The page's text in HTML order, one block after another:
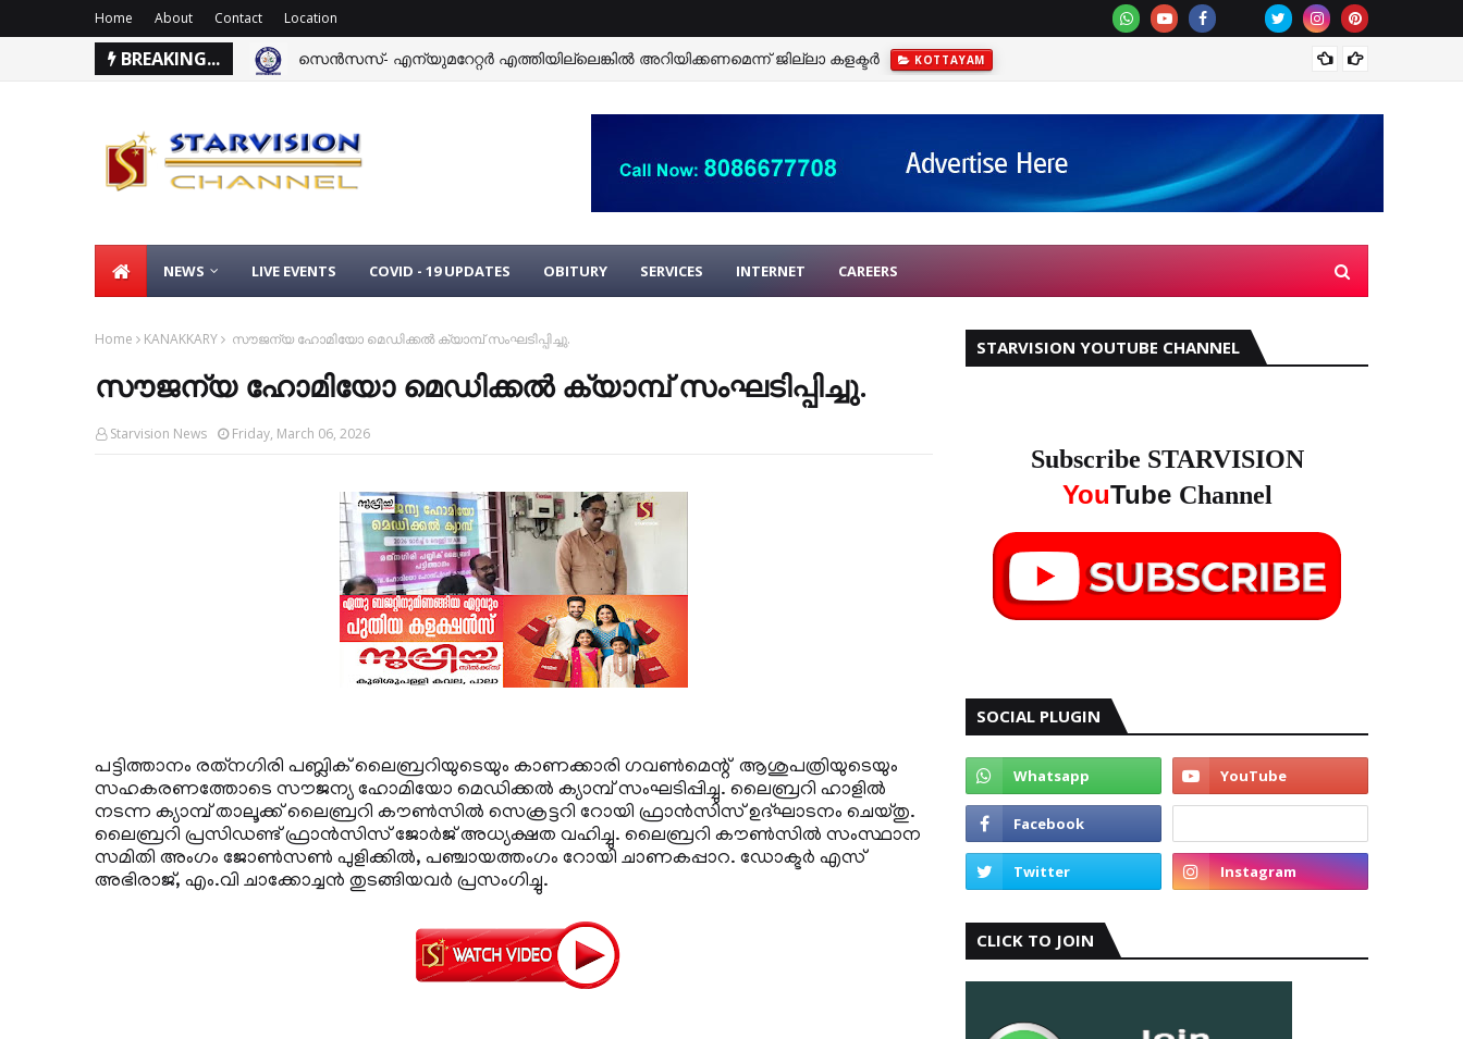
Home About Contact Location
BREAKING... സെന്‍സസ്- എന്യുമറേറ്റര്‍ എത്തിയില്ലെങ്കില്‍ അറിയിക്കണമെന്ന് ജില്ലാ കളക്ടര്‍ KOTTAYAM
NEWS LIVE EVENTS COVID - 19 UPDATES OBITURY SERVICES INTERNET CAREERS
Home KANAKKARY സൗജന്യ ഹോമിയോ മെഡിക്കല്‍ ക്യാമ്പ് സംഘടിപ്പിച്ചു.
സൗജന്യ ഹോമിയോ മെഡിക്കല്‍ ക്യാമ്പ് സംഘടിപ്പിച്ചു.
Starvision News Friday, March 06, 2026
പട്ടിത്താനം രത്‌നഗിരി പബ്ലിക് ലൈബ്രറിയുടെയും കാണക്കാരി ഗവണ്‍മെന്റ് ആശുപത്രിയുടെയും
സഹകരണത്തോടെ സൗജന്യ ഹോമിയോ മെഡിക്കല്‍ ക്യാമ്പ് സംഘടിപ്പിച്ചു. ലൈബ്രറി ഹാളില്‍
നടന്ന ക്യാമ്പ് താലൂക്ക് ലൈബ്രറി കൗണ്‍സില്‍ സെക്രട്ടറി റോയി ഫ്രാന്‍സിസ് ഉദ്ഘാടനം ചെയ്തു.
ലൈബ്രറി പ്രസിഡണ്ട് ഫ്രാന്‍സിസ് ജോര്‍ജ് അധ്യക്ഷത വഹിച്ചു. ലൈബ്രറി കൗണ്‍സില്‍ സംസ്ഥാന
സമിതി അംഗം ജോണ്‍സണ്‍ പുളിക്കില്‍, പഞ്ചായത്തംഗം റോയി ചാണകപ്പാറ. ഡോക്ടര്‍ എസ്
അഭിരാജ്, എം.വി ചാക്കോച്ചന്‍ തുടങ്ങിയവര്‍ പ്രസംഗിച്ചു.
STARVISION YOUTUBE CHANNEL
Subscribe STARVISION
YouTube Channel
SOCIAL PLUGIN
CLICK TO JOIN